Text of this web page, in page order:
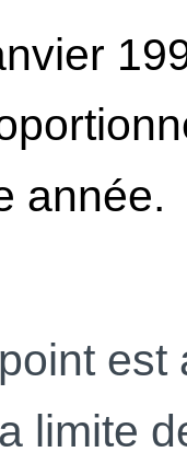
année.
limite